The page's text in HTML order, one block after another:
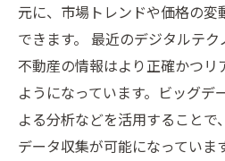
元に、市場トレンドや価格の
できます。 最近のデジタルテク
不動産の情報はより正確かつリ
ようになっています。ビッグデ
よる分析などを活用することで
データ収集が可能になっていま